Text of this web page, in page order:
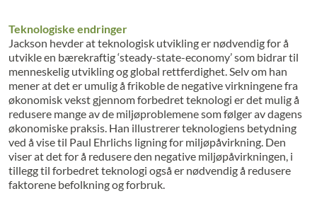
Teknologiske endringer
Jackson hevder at teknologisk utvikling er nødvendig for å
utvikle en bærekraftig ‘steady-state-economy’ som bidrar til
menneskelig utvikling og global rettferdighet. Selv om han
mener at det er umulig å frikoble de negative virkningene fra
økonomisk vekst gjennom forbedret teknologi er det mulig å
redusere mange av de miljøproblemene som følger av dagens
økonomiske praksis. Han illustrerer teknologiens betydning
ved å vise til Paul Ehrlichs ligning for miljøpåvirkning. Den
viser at det for å redusere den negative miljøpåvirkningen, i
tillegg til forbedret teknologi også er nødvendig å redusere
faktorene befolkning og forbruk.